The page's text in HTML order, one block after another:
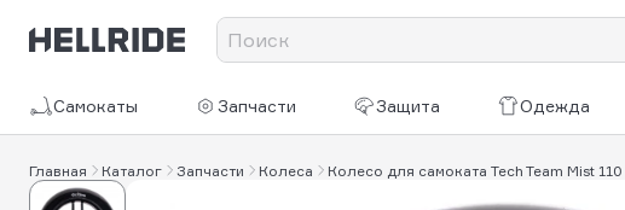
Самокаты Запчасти Защита Одежда
Главная Каталог Запчасти Колеса Колесо для самоката Tech Team Mist 110